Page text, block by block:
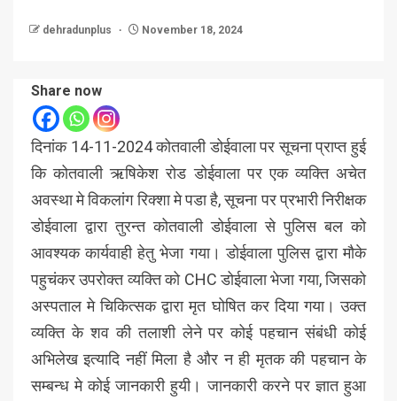
dehradunplus November 18, 2024
Share now
दिनांक 14-11-2024 कोतवाली डोईवाला पर सूचना प्राप्त हुई
कि कोतवाली ऋषिकेश रोड डोईवाला पर एक व्यक्ति अचेत
अवस्था मे विकलांग रिक्शा मे पडा है, सूचना पर प्रभारी निरीक्षक
डोईवाला द्वारा तुरन्त कोतवाली डोईवाला से पुलिस बल को
आवश्यक कार्यवाही हेतु भेजा गया। डोईवाला पुलिस द्वारा मौके
पहुचंकर उपरोक्त व्यक्ति को CHC डोईवाला भेजा गया, जिसको
अस्पताल मे चिकित्सक द्वारा मृत घोषित कर दिया गया। उक्त
व्यक्ति के शव की तलाशी लेने पर कोई पहचान संबंधी कोई
अभिलेख इत्यादि नहीं मिला है और न ही मृतक की पहचान के
सम्बन्ध मे कोई जानकारी हुयी। जानकारी करने पर ज्ञात हुआ